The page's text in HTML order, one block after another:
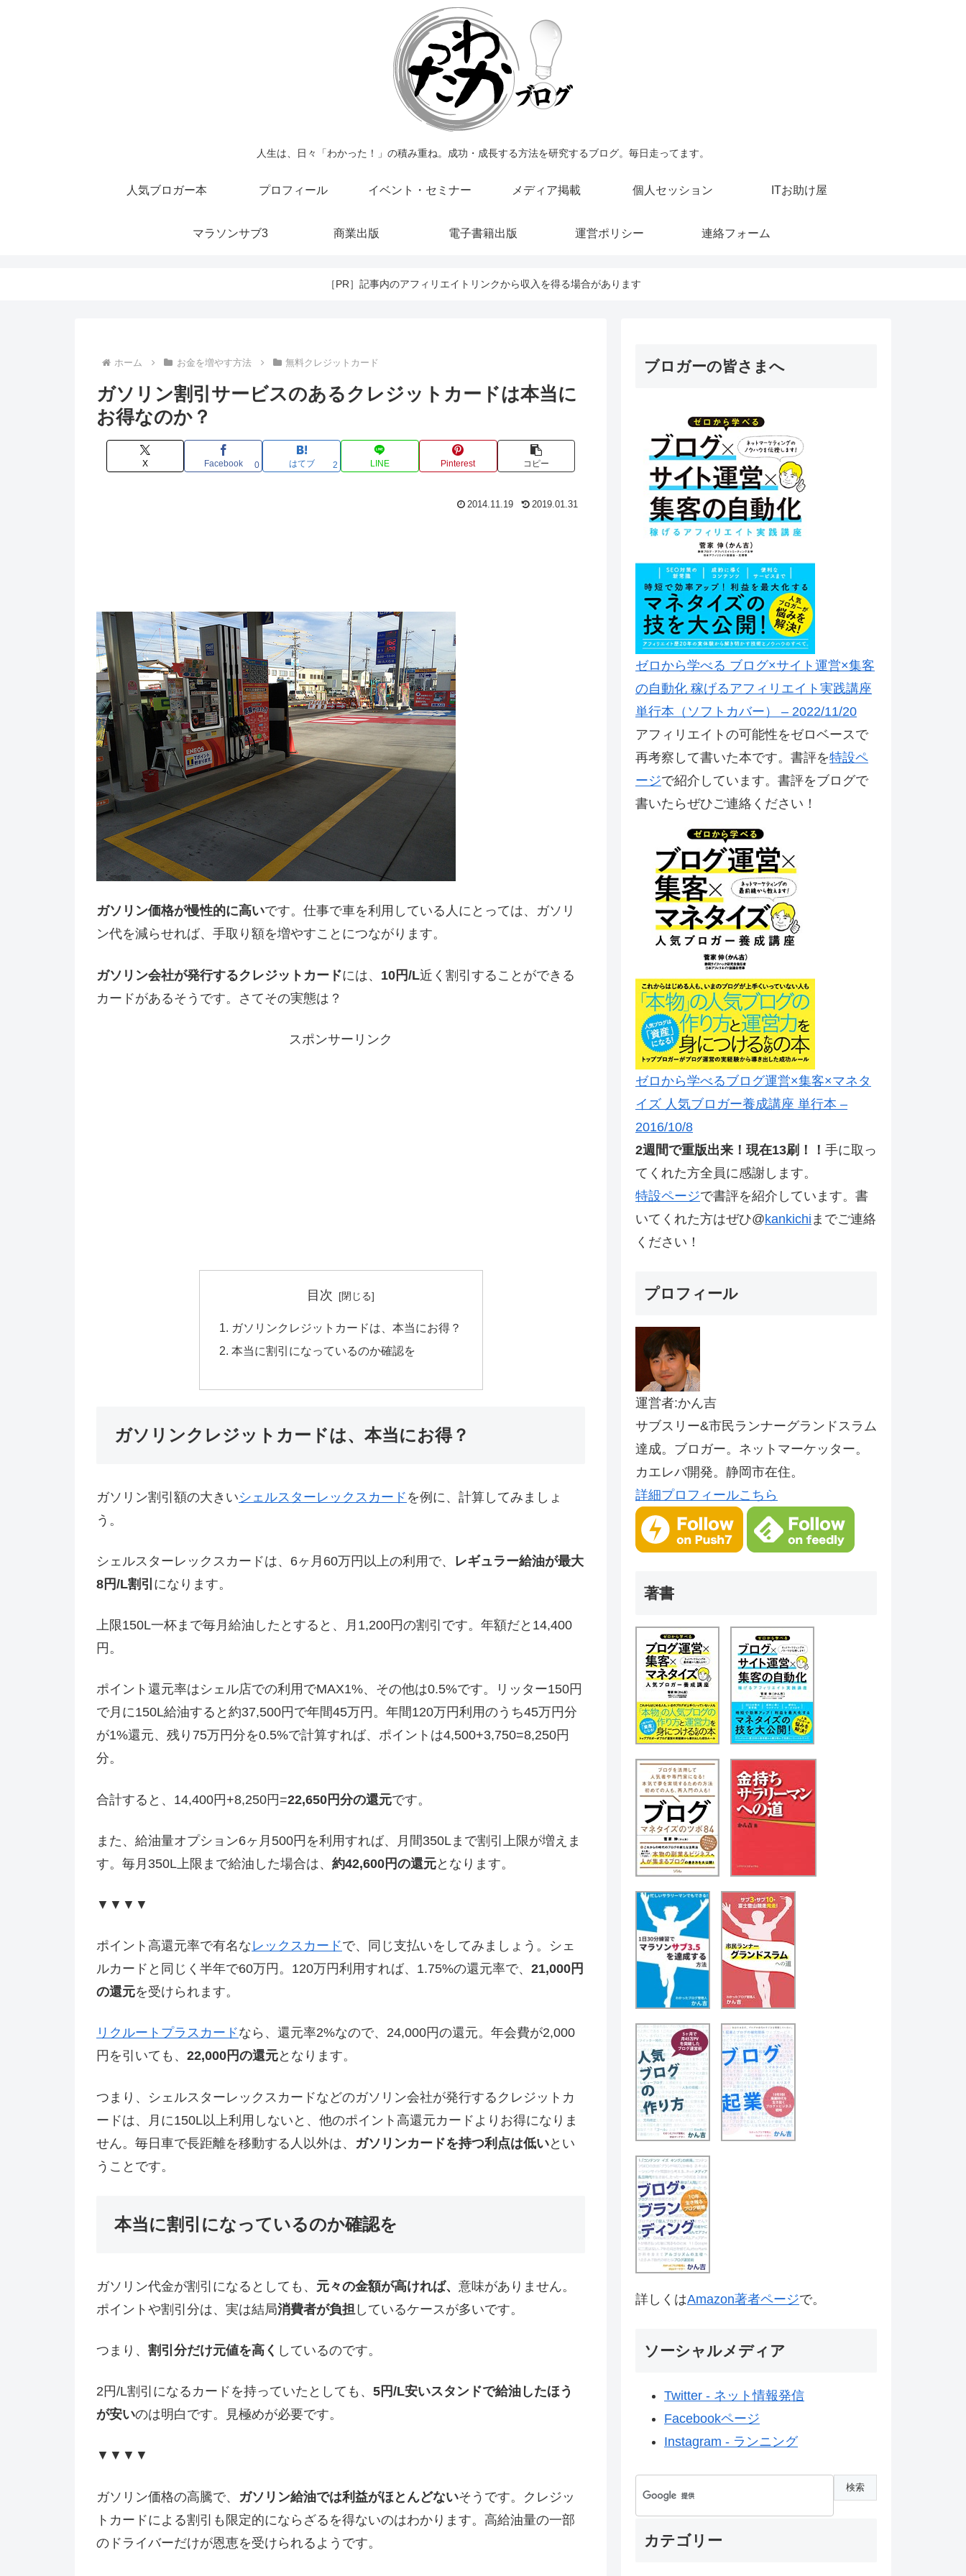
人生は、日々「わかった！」の積み重ね。成功・成長する方法を研究するブログ。毎日走ってます。
人気ブロガー本 プロフィール イベント・セミナー メディア掲載 個人セッション ITお助け屋
マラソンサブ3 商業出版 電子書籍出版 運営ポリシー 連絡フォーム
［PR］記事内のアフィリエイトリンクから収入を得る場合があります
ホーム お金を増やす方法 無料クレジットカード
ガソリン割引サービスのあるクレジットカードは本当に
お得なのか？
X Facebook 0 はてブ 2 LINE Pinterest コピー
2014.11.19 2019.01.31
ガソリン価格が慢性的に高いです。仕事で車を利用している人にとっては、ガソリ
ン代を減らせれば、手取り額を増やすことにつながります。
ガソリン会社が発行するクレジットカードには、 10円/L近く割引することができる
カードがあるそうです。さてその実態は？
スポンサーリンク
目次
ガソリンクレジットカードは、本当にお得？
本当に割引になっているのか確認を
ガソリンクレジットカードは、本当にお得？
ガソリン割引額の大きいシェルスターレックスカード を例に、計算してみましょ
う。
シェルスターレックスカードは、6ヶ月60万円以上の利用で、 レギュラー給油が最大
8円/L割引 になります。
上限150L一杯まで毎月給油したとすると、月1,200円の割引です。年額だと14,400
円。
ポイント還元率はシェル店での利用でMAX1%、その他は0.5%です。リッター150円
で月に150L給油すると約37,500円で年間45万円。年間120万円利用のうち45万円分
が1%還元、残り75万円分を0.5%で計算すれば、ポイントは4,500+3,750=8,250円
分。
合計すると、14,400円+8,250円=22,650円分の還元です。
また、給油量オプション6ヶ月500円を利用すれば、月間350Lまで割引上限が増えま
す。毎月350L上限まで給油した場合は、 約42,600円の還元となります。
▼▼▼▼
ポイント高還元率で有名なレックスカードで、同じ支払いをしてみましょう。シェ
ルカードと同じく半年で60万円。120万円利用すれば、1.75%の還元率で、 21,000円
の還元を受けられます。
リクルートプラスカードなら、還元率2%なので、24,000円の還元。年会費が2,000
円を引いても、 22,000円の還元となります。
つまり、シェルスターレックスカードなどのガソリン会社が発行するクレジットカ
ードは、月に150L以上利用しないと、他のポイント高還元カードよりお得になりま
せん。毎日車で長距離を移動する人以外は、 ガソリンカードを持つ利点は低いとい
うことです。
本当に割引になっているのか確認を
ガソリン代金が割引になるとしても、 元々の金額が高ければ、 意味がありません。
ポイントや割引分は、実は結局消費者が負担 しているケースが多いです。
つまり、 割引分だけ元値を高く しているのです。
2円/L割引になるカードを持っていたとしても、 5円/L安いスタンドで給油したほう
が安いのは明白です。見極めが必要です。
▼▼▼▼
ガソリン価格の高騰で、 ガソリン給油では利益がほとんどないそうです。クレジッ
トカードによる割引も限定的にならざるを得ないのはわかります。高給油量の一部
のドライバーだけが恩恵を受けられるようです。
ブロガーの皆さまへ
ゼロから学べる ブログ×サイト運営×集客
の自動化 稼げるアフィリエイト実践講座
単行本（ソフトカバー） – 2022/11/20
アフィリエイトの可能性をゼロベースで
再考察して書いた本です。書評を特設ペ
ージで紹介しています。書評をブログで
書いたらぜひご連絡ください！
ゼロから学べるブログ運営×集客×マネタ
イズ 人気ブロガー養成講座 単行本 –
2016/10/8
2週間で重版出来！現在13刷！！ 手に取っ
てくれた方全員に感謝します。
特設ページで書評を紹介しています。書
いてくれた方はぜひ@kankichi までご連絡
ください！
プロフィール
運営者:かん吉
サブスリー&市民ランナーグランドスラム
達成。ブロガー。ネットマーケッター。
カエレバ開発。静岡市在住。
詳細プロフィールこちら
著書
詳しくはAmazon著者ページで。
ソーシャルメディア
Twitter - ネット情報発信
Facebookページ
Instagram - ランニング
カテゴリー